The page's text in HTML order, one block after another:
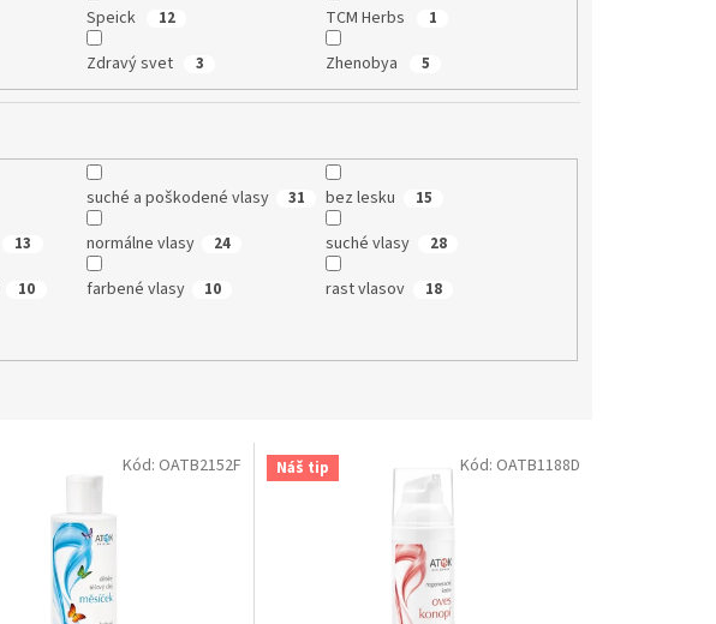
Speick 12 TCM Herbs 1
Zdravý svet 3 Zhenobya 5
suché a poškodené vlasy 31 bez lesku 15
13 normálne vlasy 24 suché vlasy 28
10 farbené vlasy 10 rast vlasov 18
Kód: OATB2152F Náš tip Kód: OATB1188D